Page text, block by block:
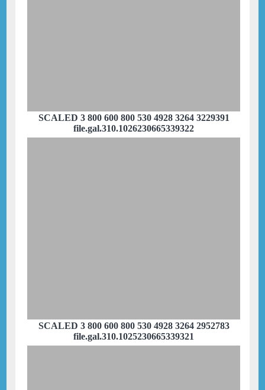
SCALED 3 800 600 800 530 4928 3264 3229391
file.gal.310.1026230665339322
SCALED 3 800 600 800 530 4928 3264 2952783
file.gal.310.1025230665339321